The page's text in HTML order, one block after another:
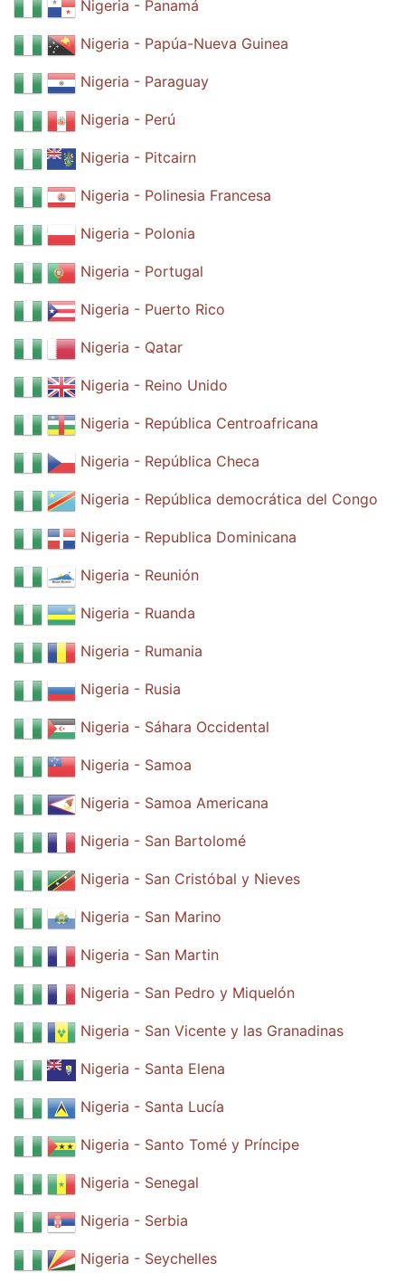
Nigeria - Panamá
Nigeria - Papúa-Nueva Guinea
Nigeria - Paraguay
Nigeria - Perú
Nigeria - Pitcairn
Nigeria - Polinesia Francesa
Nigeria - Polonia
Nigeria - Portugal
Nigeria - Puerto Rico
Nigeria - Qatar
Nigeria - Reino Unido
Nigeria - República Centroafricana
Nigeria - República Checa
Nigeria - República democrática del Congo
Nigeria - Republica Dominicana
Nigeria - Reunión
Nigeria - Ruanda
Nigeria - Rumania
Nigeria - Rusia
Nigeria - Sáhara Occidental
Nigeria - Samoa
Nigeria - Samoa Americana
Nigeria - San Bartolomé
Nigeria - San Cristóbal y Nieves
Nigeria - San Marino
Nigeria - San Martin
Nigeria - San Pedro y Miquelón
Nigeria - San Vicente y las Granadinas
Nigeria - Santa Elena
Nigeria - Santa Lucía
Nigeria - Santo Tomé y Príncipe
Nigeria - Senegal
Nigeria - Serbia
Nigeria - Seychelles